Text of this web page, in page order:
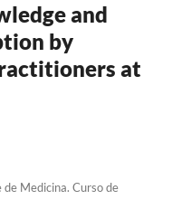
and
by
at
de Medicina. Curso de